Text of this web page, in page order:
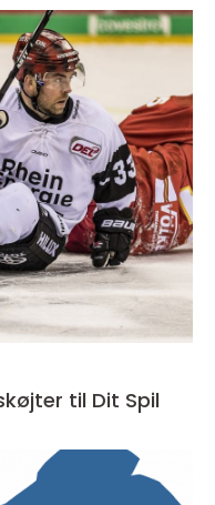
til Dit Spil